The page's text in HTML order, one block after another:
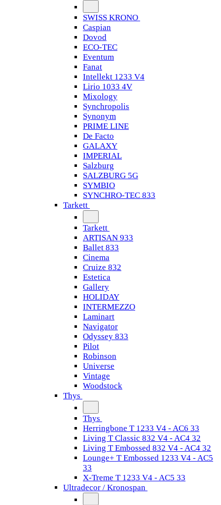
SWISS KRONO
Caspian
Dovod
ECO-TEC
Eventum
Fanat
Intellekt 1233 V4
Lirio 1033 4V
Mixology
Synchropolis
Synonym
PRIME LINE
De Facto
GALAXY
IMPERIAL
Salzburg
SALZBURG 5G
SYMBIO
SYNCHRO-TEC 833
Tarkett
Tarkett
ARTISAN 933
Ballet 833
Cinema
Cruize 832
Estetica
Gallery
HOLIDAY
INTERMEZZO
Laminart
Navigator
Odyssey 833
Pilot
Robinson
Universe
Vintage
Woodstock
Thys
Thys
Herringbone T 1233 V4 - AC6 33
Living T Classic 832 V4 - AC4 32
Living T Embossed 832 V4 - AC4 32
Lounge+ T Embossed 1233 V4 - AC5
33
X-Treme T 1233 V4 - AC5 33
Ultradecor / Kronospan